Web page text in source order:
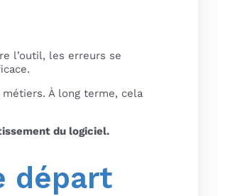
l’outil, les erreurs se
À long terme, cela
du logiciel.
départ